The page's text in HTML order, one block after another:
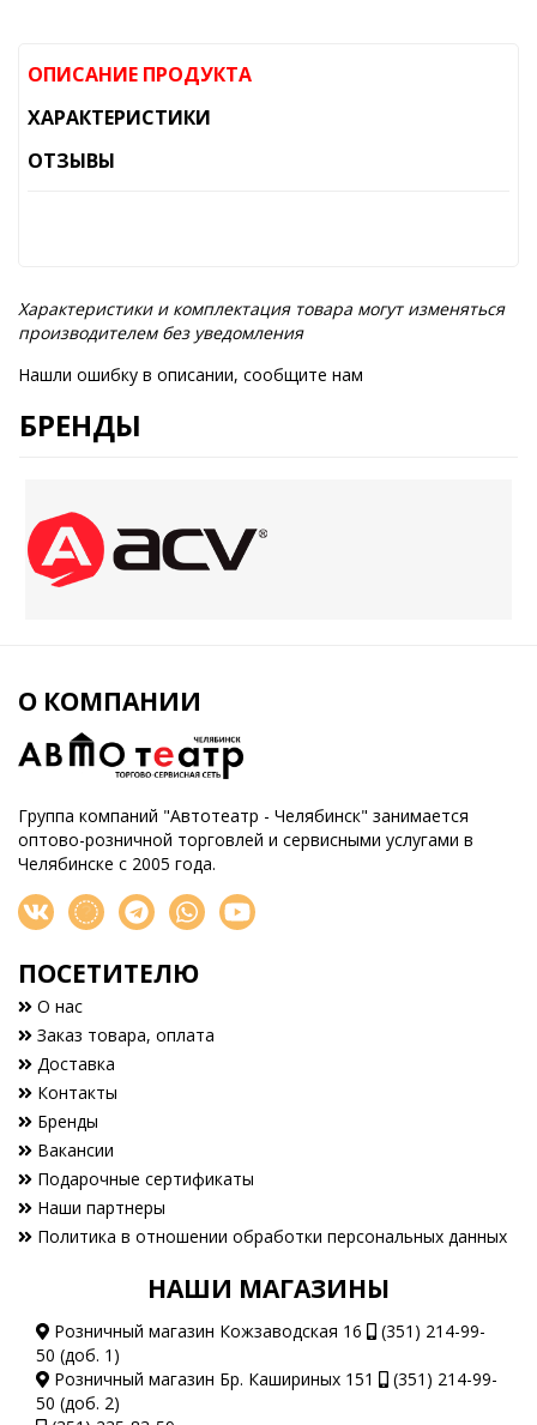
ОПИСАНИЕ ПРОДУКТА
ХАРАКТЕРИСТИКИ
ОТЗЫВЫ
Характеристики и комплектация товара могут изменяться
производителем без уведомления
Нашли ошибку в описании, сообщите нам
БРЕНДЫ
О КОМПАНИИ
Группа компаний "Автотеатр - Челябинск" занимается
оптово-розничной торговлей и сервисными услугами в
Челябинске с 2005 года.
ПОСЕТИТЕЛЮ
О нас
Заказ товара, оплата
Доставка
Контакты
Бренды
Вакансии
Подарочные сертификаты
Наши партнеры
Политика в отношении обработки персональных данных
НАШИ МАГАЗИНЫ
Розничный магазин Кожзаводская 16
(351) 214-99-
50 (доб. 1)
Розничный магазин Бр. Кашириных 151
(351) 214-99-
50 (доб. 2)